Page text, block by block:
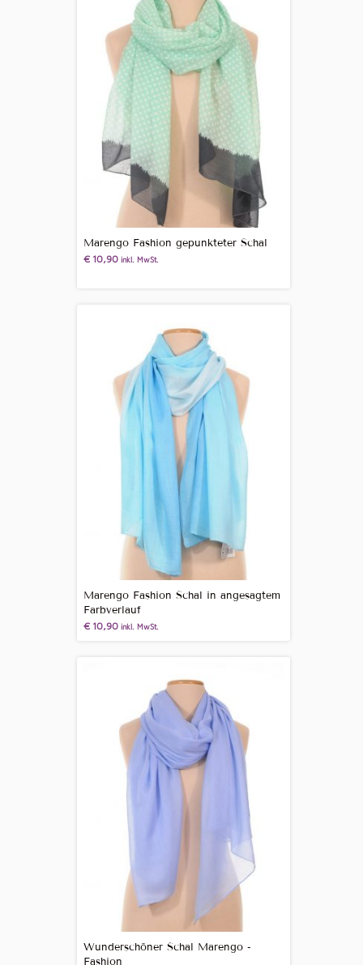
Marengo Fashion gepunkteter Schal
€10,90 inkl. MwSt.
Marengo Fashion Schal in angesagtem
Farbverlauf
€10,90 inkl. MwSt.
Wunderschöner Schal Marengo -
Fashion